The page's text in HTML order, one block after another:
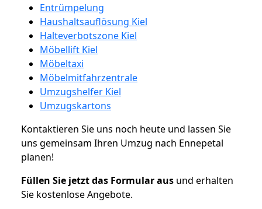
Entrümpelung
Haushaltsauflösung Kiel
Halteverbotszone Kiel
Möbellift Kiel
Möbeltaxi
Möbelmitfahrzentrale
Umzugshelfer Kiel
Umzugskartons
Kontaktieren Sie uns noch heute und lassen Sie
uns gemeinsam Ihren Umzug nach Ennepetal
planen!
Füllen Sie jetzt das Formular aus und erhalten
Sie kostenlose Angebote.